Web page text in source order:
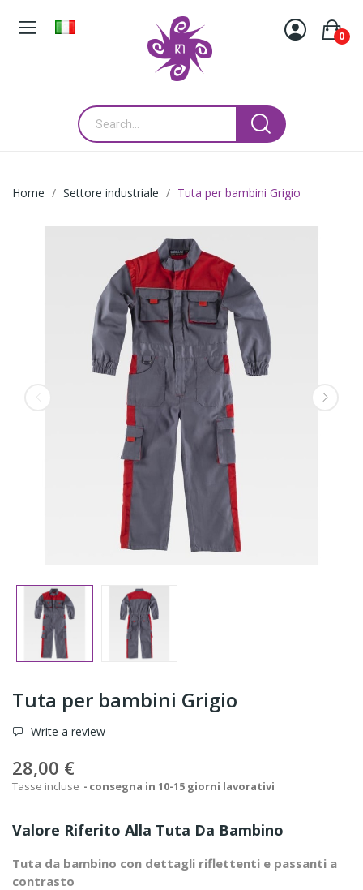
0
Home Settore industriale Tuta per bambini Grigio
Tuta per bambini Grigio
Write a review
28,00 €
Tasse incluse consegna in 10-15 giorni lavorativi
Valore Riferito Alla Tuta Da Bambino
Tuta da bambino con dettagli riflettenti e passanti a
contrasto